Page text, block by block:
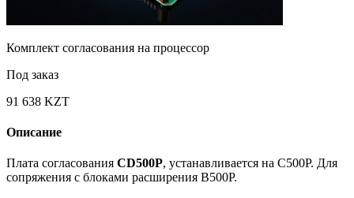
Комплект согласования на процессор
Под заказ
91 638 KZT
Описание
Плата согласования CD500P, устанавливается на C500P. Для
сопряжения с блоками расширения B500P.